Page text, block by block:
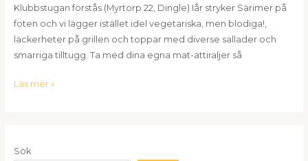
Klubbstugan förstås (Myrtorp 22, Dingle) Iår stryker Särimer på
foten och vi lägger istället idel vegetariska, men blodiga!,
läckerheter på grillen och toppar med diverse sallader och
smarriga tilltugg. Ta med dina egna mat-attiraljer så
Läs mer »
Sök